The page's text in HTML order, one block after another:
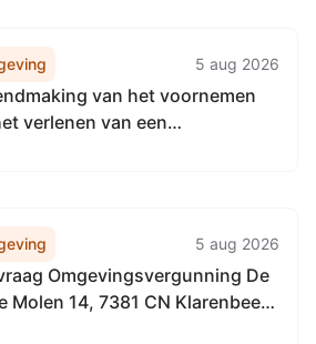
5 aug 2026
van het voornemen
verlenen van een
5 aug 2026
Omgevingsvergunning De
Molen 14, 7381 CN Klarenbeek,